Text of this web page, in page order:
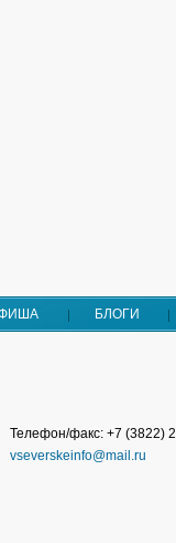
БЛОГИ
Телефон/факс: +7 (3822)
vseverskeinfo@mail.ru